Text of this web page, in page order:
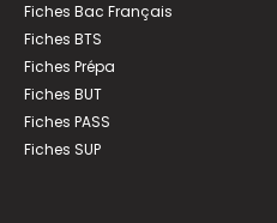
Fiches Bac Français
Fiches BTS
Fiches Prépa
Fiches BUT
Fiches PASS
Fiches SUP